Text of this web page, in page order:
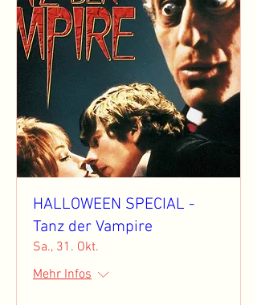
HALLOWEEN SPECIAL -
Tanz der Vampire
Sa., 31. Okt.
Mehr Infos